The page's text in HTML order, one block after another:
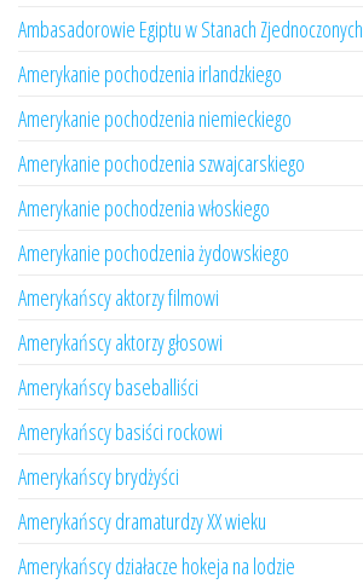
Ambasadorowie Egiptu w Stanach Zjednoczonych
Amerykanie pochodzenia irlandzkiego
Amerykanie pochodzenia niemieckiego
Amerykanie pochodzenia szwajcarskiego
Amerykanie pochodzenia włoskiego
Amerykanie pochodzenia żydowskiego
Amerykańscy aktorzy filmowi
Amerykańscy aktorzy głosowi
Amerykańscy baseballiści
Amerykańscy basiści rockowi
Amerykańscy brydżyści
Amerykańscy dramaturdzy XX wieku
Amerykańscy działacze hokeja na lodzie